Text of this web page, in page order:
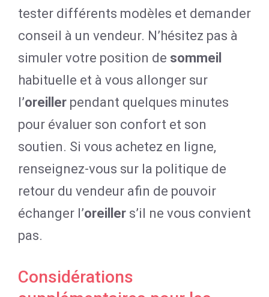
tester différents modèles et demander
conseil à un vendeur. N’hésitez pas à
simuler votre position de sommeil
habituelle et à vous allonger sur
l’oreiller pendant quelques minutes
pour évaluer son confort et son
soutien. Si vous achetez en ligne,
renseignez-vous sur la politique de
retour du vendeur afin de pouvoir
échanger l’oreiller s’il ne vous convient
pas.
Considérations